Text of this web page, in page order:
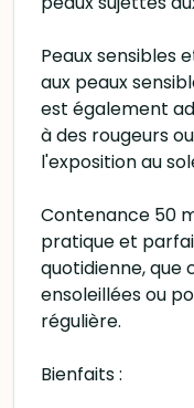
Peaux sensibles
aux peaux
est également
à des rougeurs
l'exposition au
Contenance 50
pratique et
quotidienne, que
ensoleillées ou
régulière.
Bienfaits :